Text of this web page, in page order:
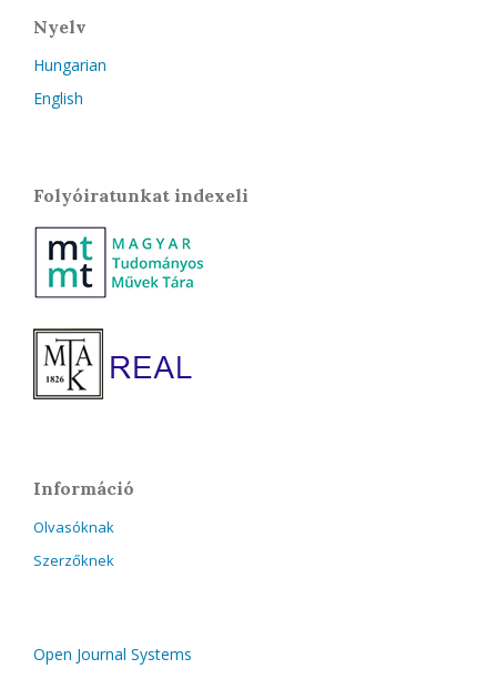
Nyelv
Hungarian
English
Folyóiratunkat indexeli
Információ
Olvasóknak
Szerzőknek
Open Journal Systems